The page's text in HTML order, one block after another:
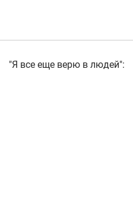
"Я все еще верю в людей":